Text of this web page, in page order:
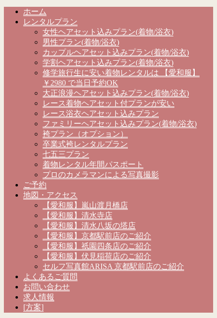
ホーム
レンタルプラン
女性ヘアセット込みプラン(着物/浴衣)
男性プラン(着物/浴衣)
カップルヘアセット込みプラン(着物/浴衣)
学割ヘアセット込みプラン(着物/浴衣)
修学旅行生に安い着物レンタルは 【愛和服】
￥2980 で当日予約OK
大正浪漫ヘアセット込みプラン(着物/浴衣)
レース着物ヘアセット付プランが安い
レース浴衣ヘアセット込みプラン
ファミリーヘアセット込みプラン(着物/浴衣)
袴プラン（オプション）
卒業式袴レンタルプラン
七五三プラン
着物レンタル年間パスポート
プロのカメラマンによる写真撮影
ご予約
地図・アクセス
【愛和服】嵐山渡月橋店
【愛和服】清水寺店
【愛和服】清水八坂の塔店
【愛和服】京都駅前店のご紹介
【愛和服】祇園四条店のご紹介
【愛和服】伏見稲荷店のご紹介
セルフ写真館ARISA 京都駅前店のご紹介
よくあるご質問
お問い合わせ
求人情報
[方案]